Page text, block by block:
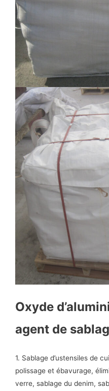
Oxyde
agent de
1. Sablage d’ustensiles de
polissage et ébavurage,
verre, sablage du denim,